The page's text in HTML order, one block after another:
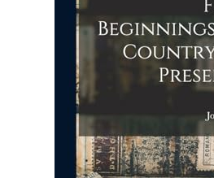
CERRAR